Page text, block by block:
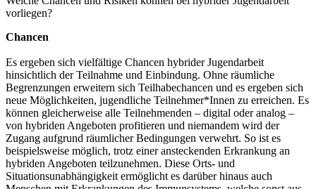
vorliegen?
Chancen
Es ergeben sich vielfältige Chancen hybrider Jugendarbeit
hinsichtlich der Teilnahme und Einbindung. Ohne räumliche
Begrenzungen erweitern sich Teilhabechancen und es ergeben sich
neue Möglichkeiten, jugendliche Teilnehmer*Innen zu erreichen. Es
können gleicherweise alle Teilnehmenden – digital oder analog –
von hybriden Angeboten profitieren und niemandem wird der
Zugang aufgrund räumlicher Bedingungen verwehrt. So ist es
beispielsweise möglich, trotz einer ansteckenden Erkrankung an
hybriden Angeboten teilzunehmen. Diese Orts- und
Situationsunabhängigkeit ermöglicht es darüber hinaus auch